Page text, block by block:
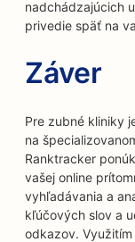
nadchádzajúcich
privedie späť na
Záver
Pre zubné kliniky
na
Ranktracker
vašej online
vyhľadávania a
kľúčových slov a
odkazov.